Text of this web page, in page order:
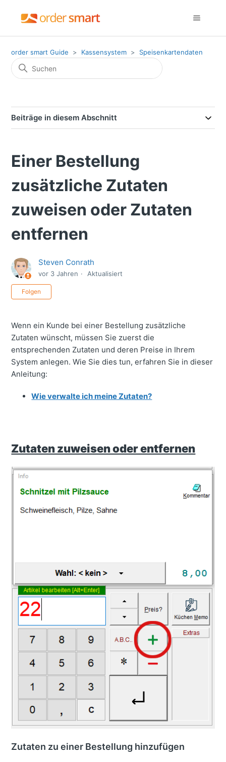
order smart Guide Kassensystem Speisenkartendaten
Beiträge in diesem Abschnitt
Einer Bestellung
zusätzliche Zutaten
zuweisen oder Zutaten
entfernen
Steven Conrath
vor 3 Jahren Aktualisiert
Folgen
Wenn ein Kunde bei einer Bestellung zusätzliche
Zutaten wünscht, müssen Sie zuerst die
entsprechenden Zutaten und deren Preise in Ihrem
System anlegen. Wie Sie dies tun, erfahren Sie in dieser
Anleitung:
Wie verwalte ich meine Zutaten?
Zutaten zuweisen oder entfernen
Zutaten zu einer Bestellung hinzufügen